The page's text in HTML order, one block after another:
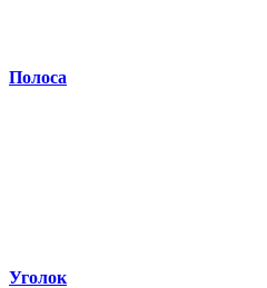
Полоса
Уголок